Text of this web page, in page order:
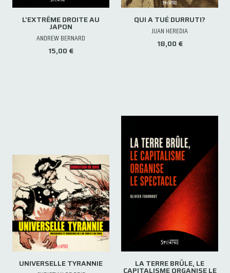
L'EXTRÊME DROITE AU
JAPON
ANDREW BERNARD
15,00 €
QUI A TUÉ DURRUTI?
JUAN HEREDIA
18,00 €
UNIVERSELLE TYRANNIE
LA TERRE BRÛLE, LE
CAPITALISME ORGANISE LE